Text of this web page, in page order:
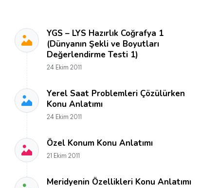
YGS – LYS Hazırlık Coğrafya 1
(Dünyanın Şekli ve Boyutları
Değerlendirme Testi 1)
24 Ekim 2011
Yerel Saat Problemleri Çözülürken
Konu Anlatımı
24 Ekim 2011
Özel Konum Konu Anlatımı
21 Ekim 2011
Meridyenin Özellikleri Konu Anlatımı